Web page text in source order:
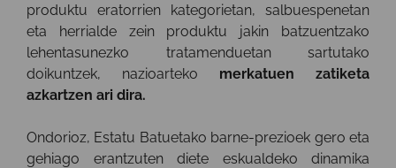
produktu eratorrien kategorietan, salbuespenetan
eta herrialde zein produktu jakin batzuentzako
lehentasunezko tratamenduetan sartutako
doikuntzek, nazioarteko merkatuen zatiketa
azkartzen ari dira.
Ondorioz, Estatu Batuetako barne-prezioek gero eta
gehiago erantzuten diete eskualdeko dinamika